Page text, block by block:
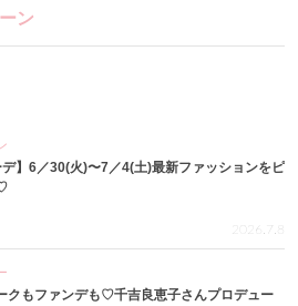
ン
デ】6／30(火)〜7／4(土)最新ファッションをピ
2026.7.8
クもファンデも♡千吉良恵子さんプロデュー